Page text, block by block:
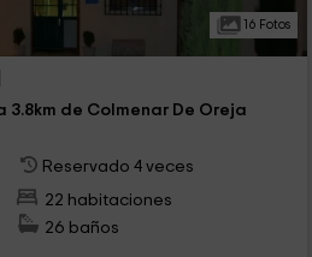
16 Fotos
de Colmenar De Oreja
Reservado 4 veces
22 habitaciones
26 baños